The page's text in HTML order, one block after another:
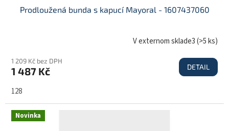
D
A
R
M
Prodloužená bunda s kapucí Mayoral - 1607437060
V externom sklade3(>5 ks)
1 209 Kč bez DPH
1 487 Kč DETAIL
128
Novinka